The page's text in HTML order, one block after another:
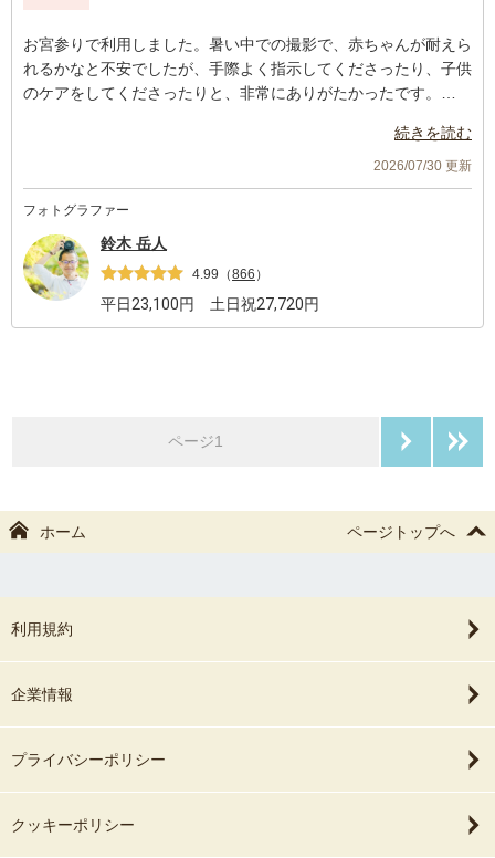
お宮参りで利用しました。暑い中での撮影で、赤ちゃんが耐えら
れるかなと不安でしたが、手際よく指示してくださったり、子供
のケアをしてくださったりと、非常にありがたかったです。
続きを読む
2026/07/30 更新
フォトグラファー
鈴木 岳人
4.99 （866 ）
平日23,100円 土日祝27,720円
ページ1
ホーム ページトップへ
利用規約
企業情報
プライバシーポリシー
クッキーポリシー